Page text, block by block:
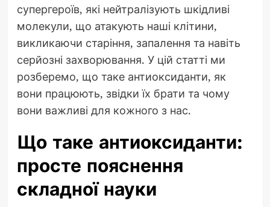
супергероїв, які нейтралізують шкідливі
молекули, що атакують наші клітини,
викликаючи старіння, запалення та навіть
серйозні захворювання. У цій статті ми
розберемо, що таке антиоксиданти, як
вони працюють, звідки їх брати та чому
вони важливі для кожного з нас.
Що таке антиоксиданти:
просте пояснення
складної науки